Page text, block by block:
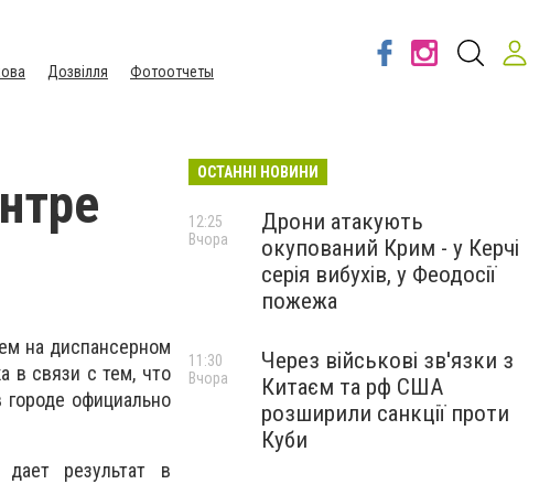
Дозвілля Фотоотчеты
на диспансерном
в связи с тем, что
официально
результат в
ОСТАННІ НОВИНИ
Дрони атакують
окупований Крим - у Керчі
серія вибухів, у Феодосії
пожежа
12:25
Вчора
Через військові зв'язки з
Китаєм та рф США
розширили санкції проти
Куби
11:30
Вчора